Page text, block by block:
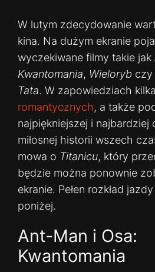
W lutym zdecydowanie
kina. Na dużym ekranie
wyczekiwane filmy takie jak
Kwantomania, Wieloryb czy
Tata. W zapowiedziach kilka
romantycznych, a także
najpiękniejszej i najbardziej
miłosnej historii wszech
mowa o Titanicu, który
będzie można ponownie
ekranie. Pełen rozkład
poniżej.
Ant-Man i Osa:
Kwantomania